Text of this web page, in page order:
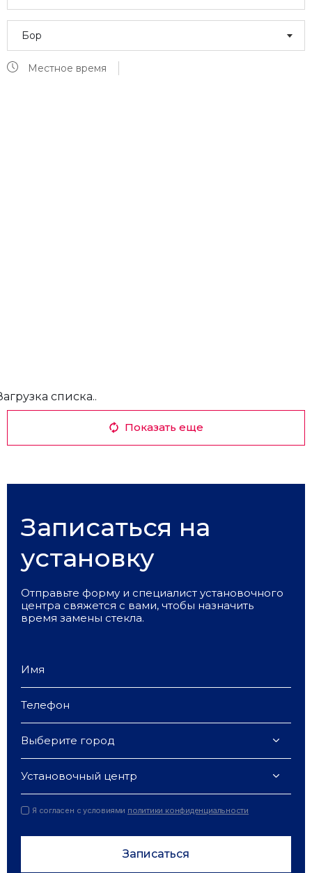
Бор
Местное время
списка..
Показать еще
Записаться на
установку
Отправьте форму и специалист установочного
центра свяжется с вами, чтобы назначить
время замены стекла.
Выберите город
Установочный центр
Я согласен с условиями политики конфиденциальности
Записаться